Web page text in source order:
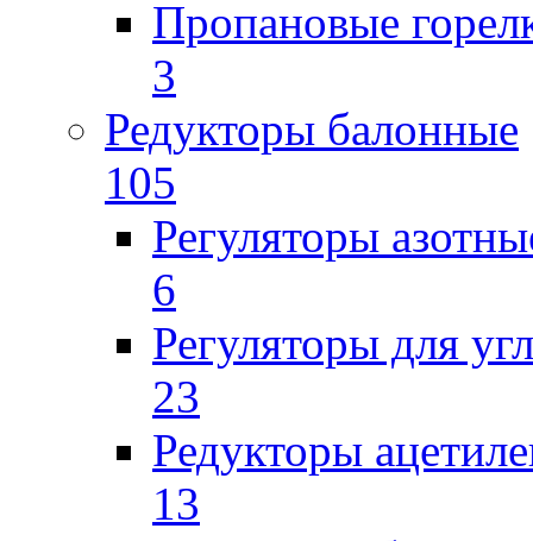
Пропановые
3
Редукторы балонные
105
Регуляторы
6
Регуляторы для
23
Редукторы
13